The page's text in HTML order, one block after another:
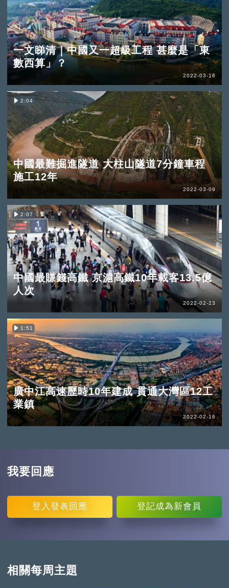
一文睇清｜中國又一超級工程 甚麼是「東
數西算」？
2022-03-16
2:04
中國最難掘進隧道 大柱山隧道7分鐘車程
施工12年
2022-03-09
2:07
中國最賺錢高鐵 京滬高鐵10年載客13.5億
人次
2022-02-23
1:51
廣中江高速歷時10年建成 貫通大灣區12工
業鎮
2022-02-16
我要回應
登入 發表回應 登記成為新會員
相關每周主題